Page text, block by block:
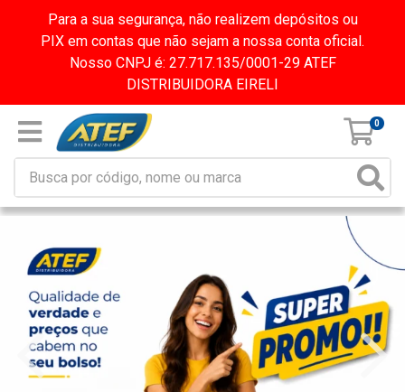
Para a sua segurança, não realizem depósitos ou
PIX em contas que não sejam a nossa conta oficial.
Nosso CNPJ é: 27.717.135/0001-29 ATEF
DISTRIBUIDORA EIRELI
0